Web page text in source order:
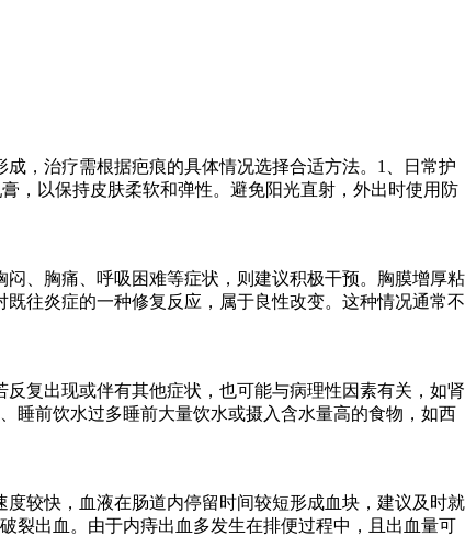
，治疗需根据疤痕的具体情况选择合适方法。1、日常护
，以保持皮肤柔软和弹性。避免阳光直射，外出时使用防
、胸痛、呼吸困难等症状，则建议积极干预。胸膜增厚粘
往炎症的一种修复反应，属于良性改变。这种情况通常不
复出现或伴有其他症状，也可能与病理性因素有关，如肾
睡前饮水过多睡前大量饮水或摄入含水量高的食物，如西
较快，血液在肠道内停留时间较短形成血块，建议及时就
裂出血。由于内痔出血多发生在排便过程中，且出血量可